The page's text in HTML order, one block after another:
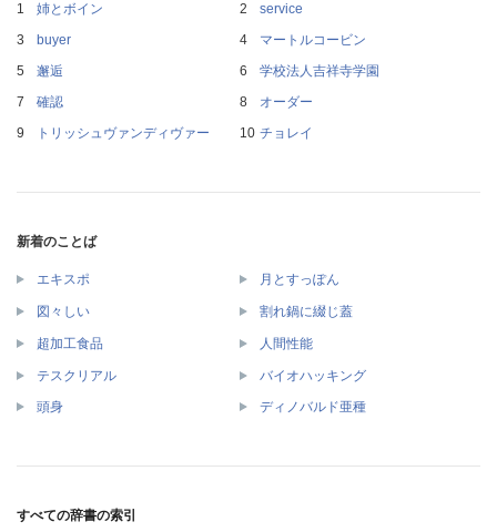
姉とボイン
service
buyer
マートルコービン
邂逅
学校法人吉祥寺学園
確認
オーダー
トリッシュヴァンディヴァー
チョレイ
新着のことば
エキスポ 月とすっぽん
図々しい 割れ鍋に綴じ蓋
超加工食品 人間性能
テスクリアル バイオハッキング
頭身 ディノバルド亜種
すべての辞書の索引